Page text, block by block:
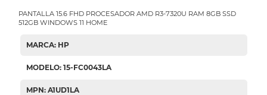
PANTALLA 15.6 FHD PROCESADOR AMD R3-7320U RAM 8GB SSD
512GB WINDOWS 11 HOME
MARCA: HP
MODELO: 15-FC0043LA
MPN: A1UD1LA